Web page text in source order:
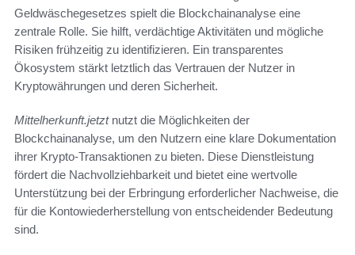
Geldwäschegesetzes spielt die Blockchainanalyse eine
zentrale Rolle. Sie hilft, verdächtige Aktivitäten und mögliche
Risiken frühzeitig zu identifizieren. Ein transparentes
Ökosystem stärkt letztlich das Vertrauen der Nutzer in
Kryptowährungen und deren Sicherheit.
Mittelherkunft.jetztnutzt die Möglichkeiten der
Blockchainanalyse, um den Nutzern eine klare Dokumentation
ihrer Krypto-Transaktionen zu bieten. Diese Dienstleistung
fördert die Nachvollziehbarkeit und bietet eine wertvolle
Unterstützung bei der Erbringung erforderlicher Nachweise, die
für die Kontowiederherstellung von entscheidender Bedeutung
sind.